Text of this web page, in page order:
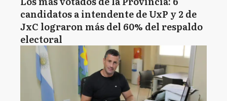
candidatos a intendente de UxP y 2 de
JxC lograron más del 60% del respaldo
electoral